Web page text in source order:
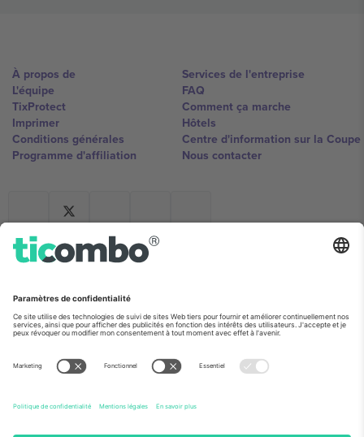
À propos de
L'équipe
TixProtect
Imprimer
Conditions générales
Programme d'affiliation
Services de l'entreprise
FAQ
Comment ça marche
Hôtels
Centre d'information sur la Coupe
Nous contacter
Ticombo France
Mimi Balkanska 132, 1540, Sofia,
Bulgaria
L'entité juridique du fournisseur de la plateforme peut changer en
détails, consultez la page spécifique de l'événement, les mentions